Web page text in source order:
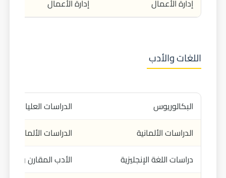
إدارة الأعمال
إدارة الأعمال
اللغات والأدب
البكالوريوس
الدراسات العليا
الدراسات الألمانية
الدراسات الألمانية
دراسات اللغة الإنجليزية
الأدب المقارن